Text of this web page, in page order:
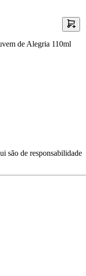
de Alegria 110ml
são de responsabilidade